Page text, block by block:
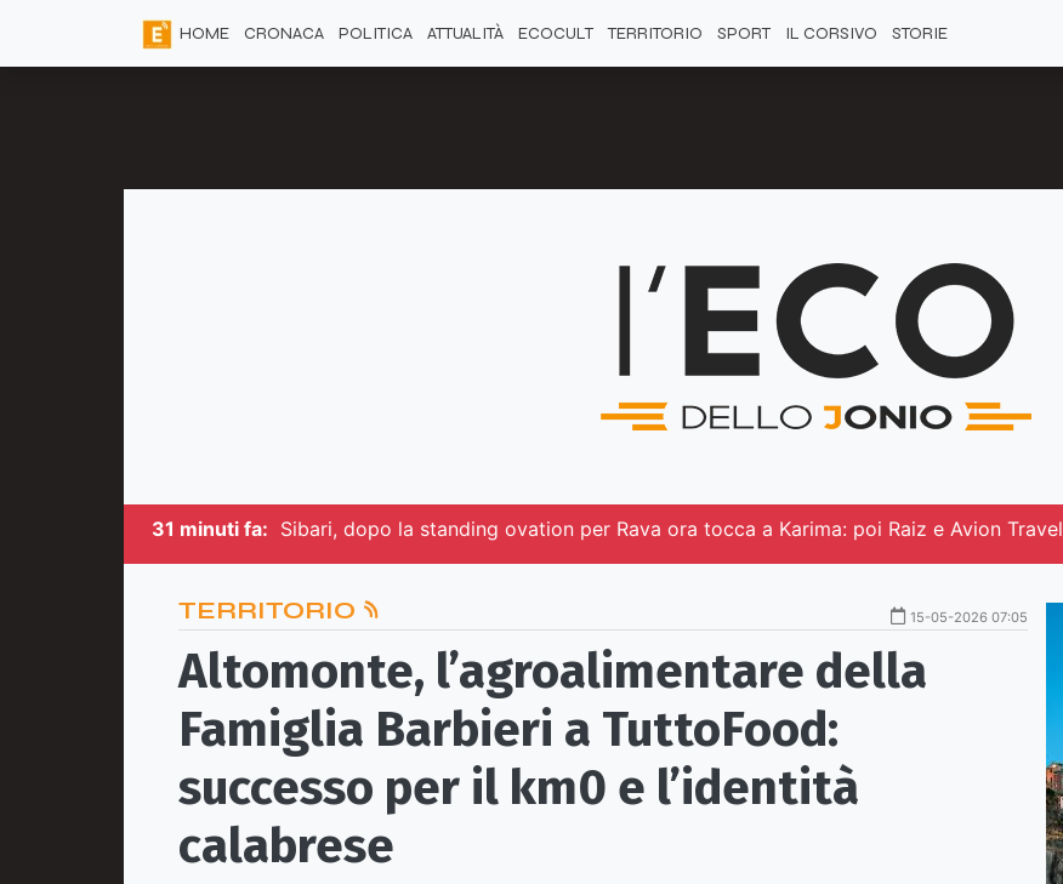
HOME CRONACA POLITICA ATTUALITÀ ECOCULT TERRITORIO SPORT IL CORSIVO STORIE
31 minuti fa: Sibari, dopo la standing ovation per Rava ora tocca a Karima: poi Raiz e Avion Travel
TERRITORIO 15-05-2026 07:05
Altomonte, l’agroalimentare della
Famiglia Barbieri a TuttoFood:
successo per il km0 e l’identità
calabrese